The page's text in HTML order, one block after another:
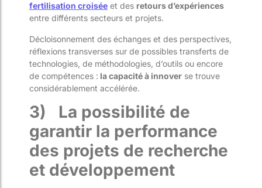
fertilisation croisée et des retours d’expériences
entre différents secteurs et projets.
Décloisonnement des échanges et des perspectives,
réflexions transverses sur de possibles transferts de
technologies, de méthodologies, d’outils ou encore
de compétences : la capacité à innover se trouve
considérablement accélérée.
3) La possibilité de
garantir la performance
des projets de recherche
et développement